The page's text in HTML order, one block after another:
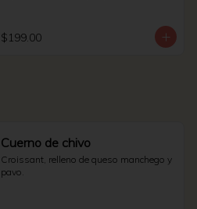
$199.00
Cuerno de chivo
Croissant, relleno de queso manchego y
pavo.